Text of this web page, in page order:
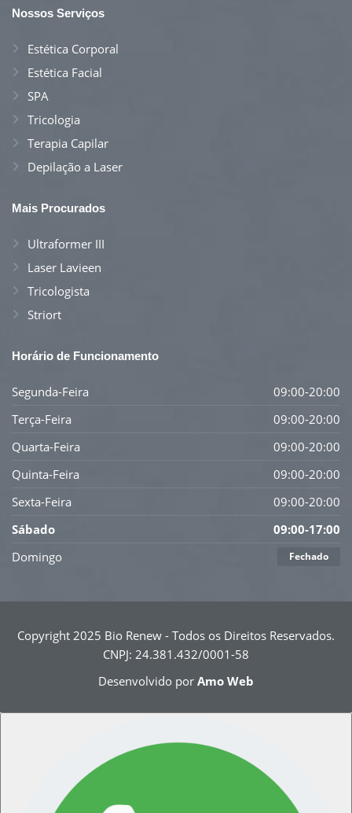
Nossos Serviços
Estética Corporal
Estética Facial
SPA
Tricologia
Terapia Capilar
Depilação a Laser
Mais Procurados
Ultraformer III
Laser Lavieen
Tricologista
Striort
Horário de Funcionamento
Segunda-Feira
09:00-20:00
Terça-Feira
09:00-20:00
Quarta-Feira
09:00-20:00
Quinta-Feira
09:00-20:00
Sexta-Feira
09:00-20:00
Sábado
09:00-17:00
Domingo
Fechado
Copyright 2025 Bio Renew - Todos os Direitos Reservados.
CNPJ: 24.381.432/0001-58
Desenvolvido por Amo Web